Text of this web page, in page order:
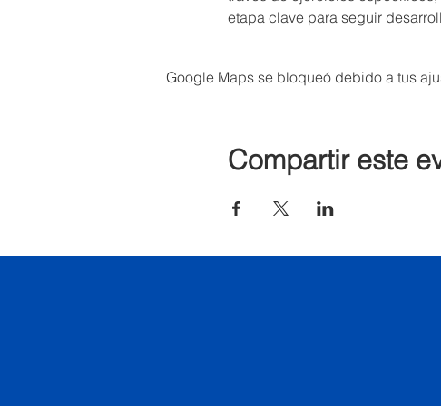
etapa clave para seguir
Google Maps se bloqueó debido a tus
Compartir este